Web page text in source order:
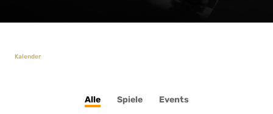
Kalender
Alle Spiele Events